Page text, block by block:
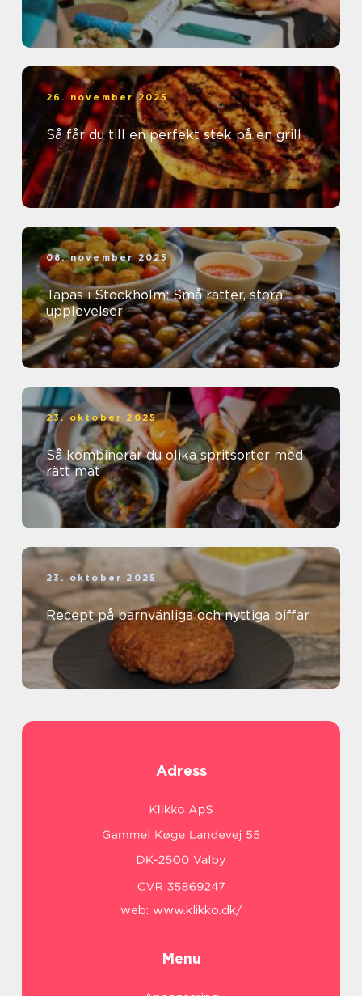
26. november 2025
Så får du till en perfekt stek på en grill
08. november 2025
Tapas i Stockholm: Små rätter, stora
upplevelser
23. oktober 2025
Så kombinerar du olika spritsorter med
rätt mat
23. oktober 2025
Recept på barnvänliga och nyttiga biffar
Adress
web: www.klikko.dk/
Menu